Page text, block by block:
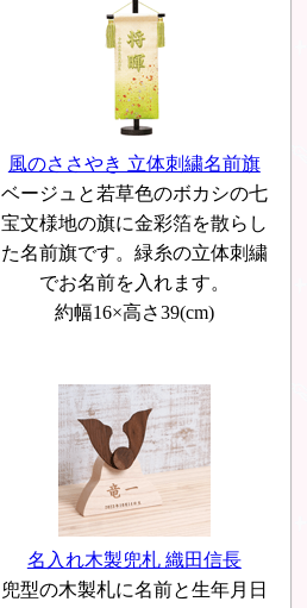
風のささやき 立体刺繍名前旗
ベージュと若草色のボカシの七
宝文様地の旗に金彩箔を散らし
た名前旗です。緑糸の立体刺繍
でお名前を入れます。
約幅16×高さ39(cm)
名入れ木製兜札 織田信長
兜型の木製札に名前と生年月日